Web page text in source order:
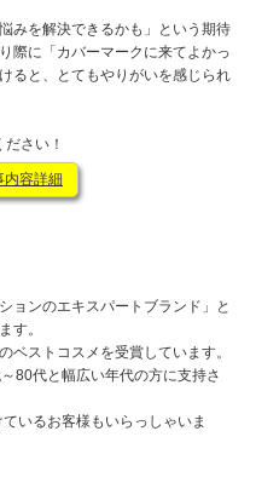
みを解決できるかも」という期待
際に「カバーマークに来てよかっ
ると、とてもやりがいを感じられ
さい！
内容詳細
ョンのエキスパートブランド」と
す。
ベストコスメを受賞しています。
80代と幅広い年代の方に支持さ
いるお客様もいらっしゃいま